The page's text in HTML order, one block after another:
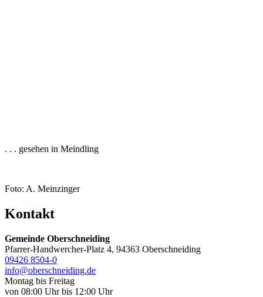
. . . gesehen in Meindling
Foto: A. Meinzinger
Kontakt
Gemeinde Oberschneiding
Pfarrer-Handwercher-Platz 4, 94363 Oberschneiding
09426 8504-0
info@oberschneiding.de
Montag bis Freitag
von 08:00 Uhr bis 12:00 Uhr